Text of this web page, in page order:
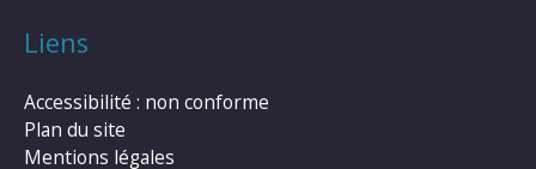
Liens
Accessibilité : non conforme
Plan du site
Mentions légales